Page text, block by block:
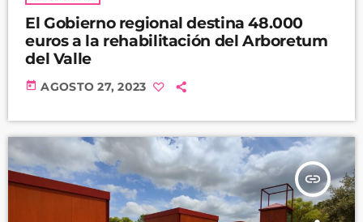
El Gobierno regional destina 48.000
euros a la rehabilitación del Arboretum
del Valle
today AGOSTO 27, 2023
insert_link